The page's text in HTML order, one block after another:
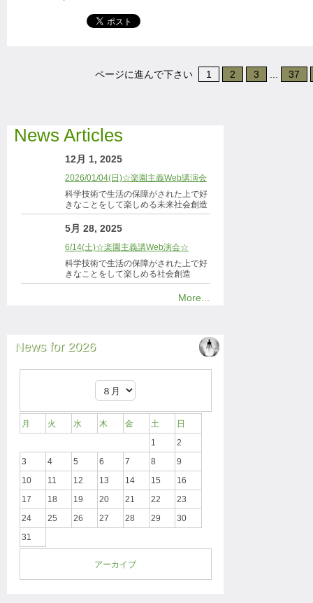
ページに進んで下さい 1 2 3 37
News Articles
12月 1, 2025
2026/01/04(日)☆楽園主義Web講演会
科学技術で生活の保障がされた上で好
きなことをして楽しめる未来社会創造
5月 28, 2025
6/14(土)☆楽園主義講Web演会☆
科学技術で生活の保障がされた上で好
きなことをして楽しめる社会創造
More...
News for 2026
月 火 水 木 金 土
日
1
2
3
4 5 6 7 8
9
10
11 12 13 14 15
16
17
18 19 20 21 22
23
24
25 26 27 28 29
30
31
アーカイブ